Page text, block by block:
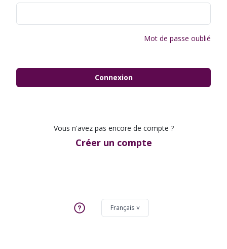
Mot de passe oublié
Connexion
Vous n'avez pas encore de compte ?
Créer un compte
Français